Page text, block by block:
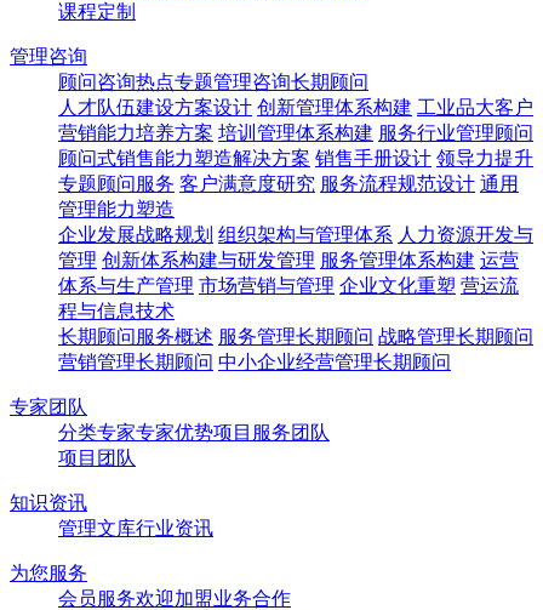
课程定制
管理咨询
顾问咨询热点专题管理咨询长期顾问
人才队伍建设方案设计 创新管理体系构建 工业品大客户
营销能力培养方案 培训管理体系构建 服务行业管理顾问
顾问式销售能力塑造解决方案 销售手册设计 领导力提升
专题顾问服务 客户满意度研究 服务流程规范设计 通用
管理能力塑造
企业发展战略规划 组织架构与管理体系 人力资源开发与
管理 创新体系构建与研发管理 服务管理体系构建 运营
体系与生产管理 市场营销与管理 企业文化重塑 营运流
程与信息技术
长期顾问服务概述 服务管理长期顾问 战略管理长期顾问
营销管理长期顾问 中小企业经营管理长期顾问
专家团队
分类专家专家优势项目服务团队
项目团队
知识资讯
管理文库行业资讯
为您服务
会员服务欢迎加盟业务合作